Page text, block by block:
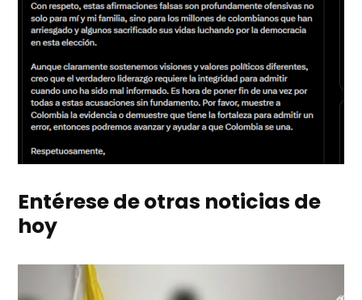
Entérese de otras noticias de
hoy